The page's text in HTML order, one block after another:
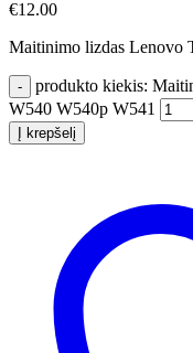
€12.00
Maitinimo lizdas Lenovo
produkto kiekis:
W540 W540p W541
Į krepšelį